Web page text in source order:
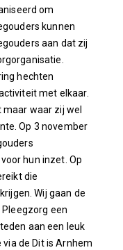
om
kunnen
aan dat zij
hechten
met elkaar.
waar zij wel
Op 3 november
hun inzet. Op
die
Wij gaan de
een
aan een leuk
de Dit is Arnhem